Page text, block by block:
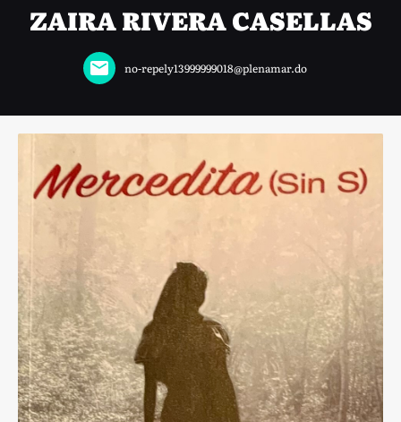
ZAIRA RIVERA CASELLAS
no-repely13999999018@plenamar.do